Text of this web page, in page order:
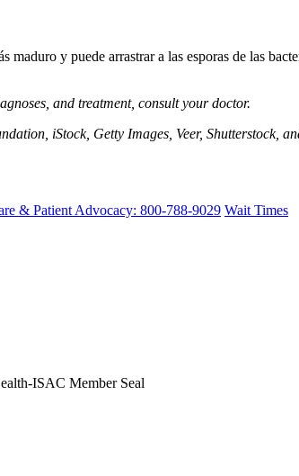
maduro y puede arrastrar a las esporas de las
and treatment, consult your doctor.
iStock, Getty Images, Veer, Shutterstock,
& Patient Advocacy: 800-788-9029 Wait Times